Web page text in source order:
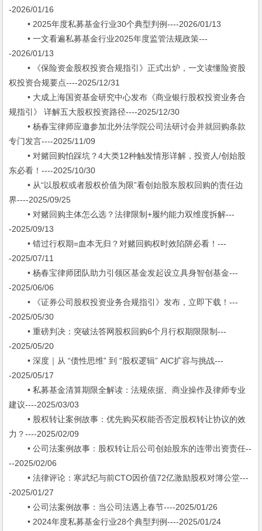
-2026/01/16
• 2025年度私募基金行业30个典型判例----2026/01/13
• 一文看遍私募基金行业2025年度监管法规政策---
-2026/01/13
• 《保险资金股权投资合规指引》正式出炉，一文读懂险资股
权投资合规要点----2025/12/31
• 大成上海国资基金研究中心发布《商业银行股权投资业务合
规指引》 详解五大股权投资路径----2025/12/30
• 杨春宝律师应邀参加北外法学院公司法研讨会并就回购条款
专门发言----2025/11/09
• 对赌回购怕踩坑？4大类12种触发情形详解，投资人/创始股
东必看！----2025/10/30
• 从“以股权或者股权价值为限”看创始股东股权回购的责任边
界----2025/09/25
• 对赌回购主体怎么选？法律限制+履约能力双维度拆解---
-2025/09/13
• 错过行权期=血本无归？对赌回购权时效陷阱必看！---
-2025/07/11
• 杨春宝律师团队助力引领区基金发起设立具身智创基金---
-2025/06/06
• 《证券公司股权投资业务合规指引》发布，立即下载！---
-2025/05/30
• 重磅判决：突破法答网股权回购6个月行权期限限制---
-2025/05/20
• 深度｜从 “债性思维” 到 “股权逻辑” AIC扩容与挑战---
-2025/05/17
• 私募基金清算期限全解读：法规依据、商业操作及律师专业
建议----2025/03/03
• 股权转让案例故事：优先购买权能否否定股权转让协议的效
力？----2025/02/09
• 公司法案例故事：股权转让后公司创始股东的连带出资责任--
--2025/02/06
• 法律评论：寒武纪与前CTO因价值72亿激励股权对簿公堂---
-2025/01/27
• 公司法案例故事：当公司法遇上春节----2025/01/26
• 2024年度私募基金行业28个典型判例----2025/01/24